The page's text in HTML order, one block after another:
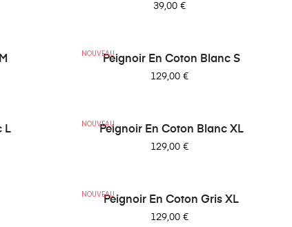
Prix
39,00 €
NOUVEAU
Peignoir En Coton Blanc S
Prix
129,00 €
L
NOUVEAU
Peignoir En Coton Blanc XL
Prix
129,00 €
NOUVEAU
Peignoir En Coton Gris XL
Prix
129,00 €